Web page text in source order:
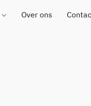
Over ons